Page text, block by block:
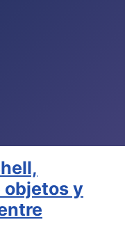
objetos y